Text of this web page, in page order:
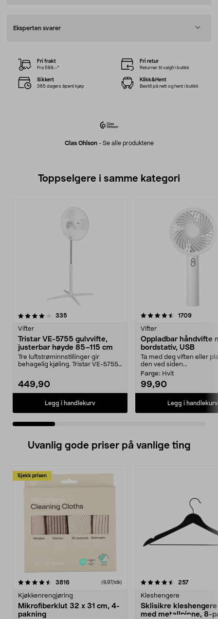
Eksperten svarer
Clas Ohlson- Se alle produktene
Fri frakt
Fra 599,–*
Fri retur
Returner til valgfri butikk
Sikkert
365 dagers åpent kjøp
Klikk&Hent
Bestill på nett og hent i butikk
Toppselgere i samme kategori
335anmeldelser
Vifter
Tristar VE-5755 gulvvifte,
justerbar høyde 85–115 cm
Tre luftstrøminnstillinger gir
behagelig kjøling. Tristar VE-5755
449,90
Legg i handlekurv
4.5 av 5 stjerner 1709
Vifter
Oppladbar håndvifte
bordstativ, USB
Ta med deg viften eller
den ved siden...
Farge: Hvit
99,90
Legg i handlekurv
4.0 av 5 stjerner
Uvanlig gode priser på vanlige ting
Sjekk prisen
3816anmeldelser(9,97/stk)
Kjøkkenrengjøring
Mikrofiberklut 32 x 31 cm, 4-
pakning
4.5av 5 stjerner 257
Kleshengere
Sklisikre
med metallpinne, 8-
4.5av 5 stjerner